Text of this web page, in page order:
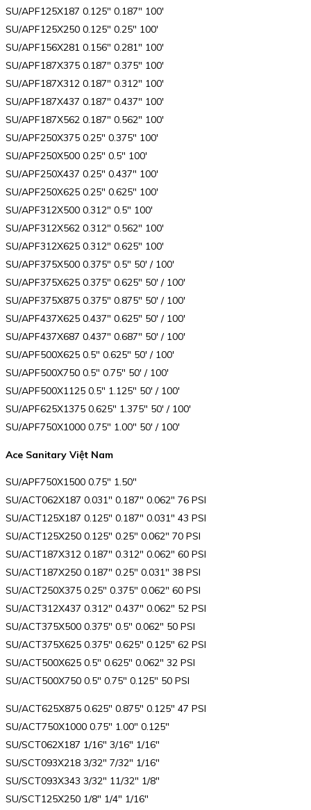
SU/APF125X187 0.125″ 0.187″ 100′
SU/APF125X250 0.125″ 0.25″ 100′
SU/APF156X281 0.156″ 0.281″ 100′
SU/APF187X375 0.187″ 0.375″ 100′
SU/APF187X312 0.187″ 0.312″ 100′
SU/APF187X437 0.187″ 0.437″ 100′
SU/APF187X562 0.187″ 0.562″ 100′
SU/APF250X375 0.25″ 0.375″ 100′
SU/APF250X500 0.25″ 0.5″ 100′
SU/APF250X437 0.25″ 0.437″ 100′
SU/APF250X625 0.25″ 0.625″ 100′
SU/APF312X500 0.312″ 0.5″ 100′
SU/APF312X562 0.312″ 0.562″ 100′
SU/APF312X625 0.312″ 0.625″ 100′
SU/APF375X500 0.375″ 0.5″ 50′ / 100′
SU/APF375X625 0.375″ 0.625″ 50′ / 100′
SU/APF375X875 0.375″ 0.875″ 50′ / 100′
SU/APF437X625 0.437″ 0.625″ 50′ / 100′
SU/APF437X687 0.437″ 0.687″ 50′ / 100′
SU/APF500X625 0.5″ 0.625″ 50′ / 100′
SU/APF500X750 0.5″ 0.75″ 50′ / 100′
SU/APF500X1125 0.5″ 1.125″ 50′ / 100′
SU/APF625X1375 0.625″ 1.375″ 50′ / 100′
SU/APF750X1000 0.75″ 1.00″ 50′ / 100′
Ace Sanitary Việt Nam
SU/APF750X1500 0.75″ 1.50″
SU/ACT062X187 0.031″ 0.187″ 0.062″ 76 PSI
SU/ACT125X187 0.125″ 0.187″ 0.031″ 43 PSI
SU/ACT125X250 0.125″ 0.25″ 0.062″ 70 PSI
SU/ACT187X312 0.187″ 0.312″ 0.062″ 60 PSI
SU/ACT187X250 0.187″ 0.25″ 0.031″ 38 PSI
SU/ACT250X375 0.25″ 0.375″ 0.062″ 60 PSI
SU/ACT312X437 0.312″ 0.437″ 0.062″ 52 PSI
SU/ACT375X500 0.375″ 0.5″ 0.062″ 50 PSI
SU/ACT375X625 0.375″ 0.625″ 0.125″ 62 PSI
SU/ACT500X625 0.5″ 0.625″ 0.062″ 32 PSI
SU/ACT500X750 0.5″ 0.75″ 0.125″ 50 PSI
SU/ACT625X875 0.625″ 0.875″ 0.125″ 47 PSI
SU/ACT750X1000 0.75″ 1.00″ 0.125″
SU/SCT062X187 1/16″ 3/16″ 1/16″
SU/SCT093X218 3/32″ 7/32″ 1/16″
SU/SCT093X343 3/32″ 11/32″ 1/8″
SU/SCT125X250 1/8″ 1/4″ 1/16″